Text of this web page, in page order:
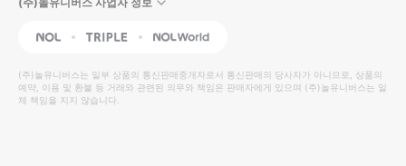
높
은
순
동
영
상
NOL Triple Interpark Global
(주)놀유니버스는 일부 상품의 통신판매중개자로서 통신판매의 당사자가 아니므로, 상품의
예약, 이용 및 환불 등 거래와 관련된 의무와 책임은 판매자에게 있으며 (주)놀유니버스는 일
체 책임을 지지 않습니다.